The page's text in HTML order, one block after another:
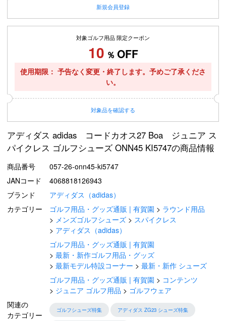
新規会員登録
対象ゴルフ用品 限定クーポン
10 ％ OFF
使用期限
予告なく変更・終了します。予めご了承くださ
い。
対象品を確認する
アディダス adidas コードカオス27 Boa ジュニア ス
パイクレス ゴルフシューズ ONN45 KI5747の商品情報
商品番号
057-26-onn45-ki5747
JANコード
4068818126943
ブランド
アディダス（adidas）
カテゴリー
ゴルフ用品・グッズ通販 | 有賀園
ラウンド用品
メンズゴルフシューズ
スパイクレス
アディダス（adidas）
ゴルフ用品・グッズ通販 | 有賀園
最新・新作ゴルフ用品・グッズ
最新モデル特設コーナー
最新・新作 シューズ
ゴルフ用品・グッズ通販 | 有賀園
コンテンツ
ジュニア ゴルフ用品
ゴルフウェア
関連の
カテゴリー
ゴルフシューズ特集 アディダス ZG23 シューズ特集